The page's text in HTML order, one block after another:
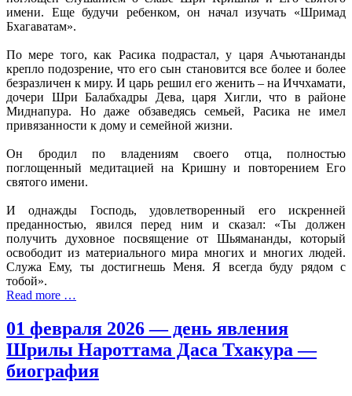
имени. Еще будучи ребенком, он начал изучать «Шримад
Бхагаватам».
По мере того, как Расика подрастал, у царя Ачьютананды
крепло подозрение, что его сын становится все более и более
безразличен к миру. И царь решил его женить – на Иччхамати,
дочери Шри Балабхадры Дева, царя Хигли, что в районе
Миднапура. Но даже обзаведясь семьей, Расика не имел
привязанности к дому и семейной жизни.
Он бродил по владениям своего отца, полностью
поглощенный медитацией на Кришну и повторением Его
святого имени.
И однажды Господь, удовлетворенный его искренней
преданностью, явился перед ним и сказал: «Ты должен
получить духовное посвящение от Шьямананды, который
освободит из материального мира многих и многих людей.
Служа Ему, ты достигнешь Меня. Я всегда буду рядом с
тобой».
Read more …
01 февраля 2026 — день явления
Шрилы Нароттама Даса Тхакура —
биография